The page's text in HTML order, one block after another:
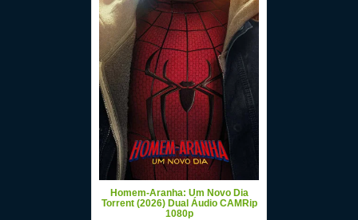
Homem-Aranha: Um Novo Dia
Torrent (2026) Dual Áudio CAMRip
1080p